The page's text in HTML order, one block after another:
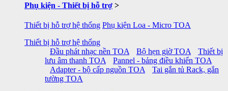
Phụ kiện - Thiết bị hỗ trợ >
Thiết bị hỗ trợ hệ thống Phụ kiện Loa - Micro TOA
Thiết bị hỗ trợ hệ thống
Đầu phát nhạc nền TOA
Bộ hẹn giờ TOA
Thiết bị
lưu âm thanh TOA
Pannel - bảng điều khiển TOA
Adapter - bộ cấp nguồn TOA
Tai gắn tủ Rack, gắn
tường TOA